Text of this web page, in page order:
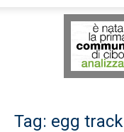
Tag: egg track